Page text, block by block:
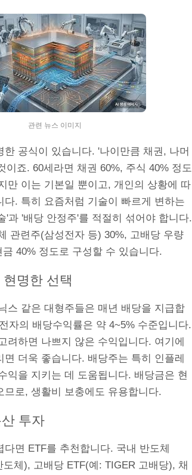
관련 뉴스 이미지
한 공식이 있습니다. '나이만큼 채권, 나머
이죠. 60세라면 채권 60%, 주식 40% 정도
만 이는 기본일 뿐이고, 개인의 상황에 따
다. 특히 요즘처럼 기술이 빠르게 변하는
'과 '배당 안정주'를 적절히 섞어야 합니다.
관련주(삼성전자 등) 30%, 고배당 우량
40% 정도로 구성할 수 있습니다.
명한 선택
스 같은 대형주들은 매년 배당을 지급합
자의 배당수익률은 약 4~5% 수준입니다.
려하면 나쁘지 않은 수익입니다. 여기에
면 더욱 좋습니다. 배당주는 특히 인플레
익을 지키는 데 도움됩니다. 배당금은 현
므로, 생활비 보충에도 유용합니다.
투자
다면 ETF를 추천합니다. 국내 반도체
도체), 고배당 ETF(예: TIGER 고배당), 채